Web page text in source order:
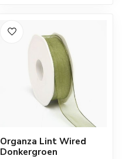
Organza Lint Wired
Donkergroen